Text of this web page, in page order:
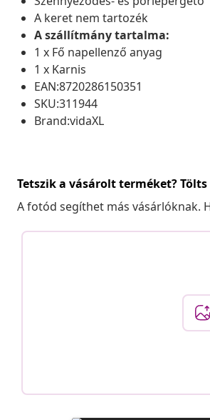
A keret nem tartozék
A szállítmány tartalma:
1 x Fő napellenző anyag
1 x Karnis
EAN:8720286150351
SKU:311944
Brand:vidaXL
Tetszik a vásárolt terméket?
A fotód segíthet más vásárlóknak.